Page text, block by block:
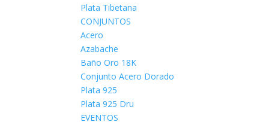
Plata Tibetana
CONJUNTOS
Acero
Azabache
Baño Oro 18K
Conjunto Acero Dorado
Plata 925
Plata 925 Dru
EVENTOS